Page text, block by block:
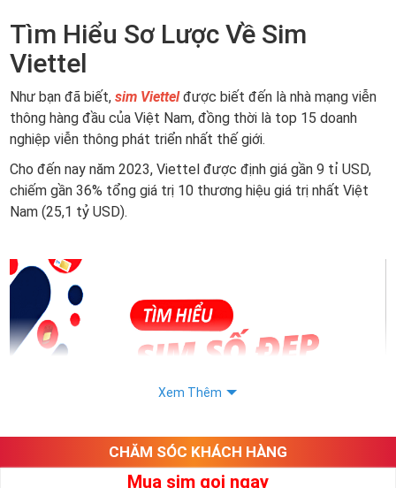
Tìm Hiểu Sơ Lược Về Sim
Viettel
Như bạn đã biết, sim Viettelđược biết đến là nhà mạng viễn
thông hàng đầu của Việt Nam, đồng thời là top 15 doanh
nghiệp viễn thông phát triển nhất thế giới.
Cho đến nay năm 2023, Viettel được định giá gần 9 tỉ USD,
chiếm gần 36% tổng giá trị 10 thương hiệu giá trị nhất Việt
Nam (25,1 tỷ USD).
Xem Thêm
CHĂM SÓC KHÁCH HÀNG
Mua sim gọi ngay